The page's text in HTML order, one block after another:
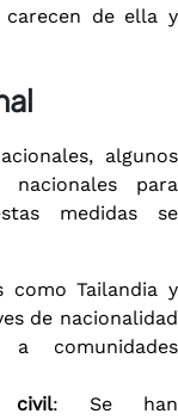
carecen de ella y
algunos
nacionales para
medidas se
como Tailandia y
de nacionalidad
comunidades
civil: Se han